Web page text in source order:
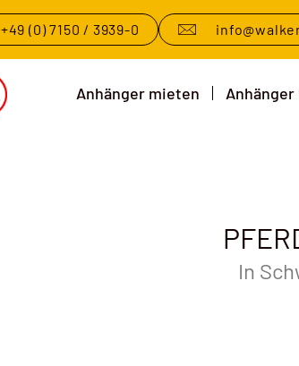
+49 (0) 7150 / 3939-0
Anhänger mieten Anhänger
In